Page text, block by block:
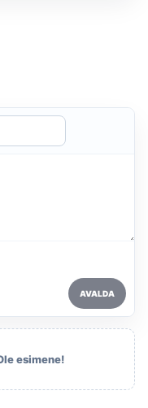
AVALDA
esimene!